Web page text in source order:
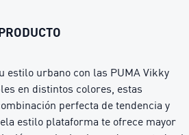
estilo urbano con las PUMA Vikky
en distintos colores, estas
perfecta de tendencia y
estilo plataforma te ofrece mayor